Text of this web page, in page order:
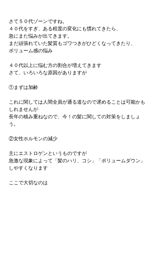
さて５０代ゾーンですね。
４０代をすぎ、ある程度の変化にも慣れてきたら、
急にまた悩みが出てきます。
まだ頑張れていた髪質もゴワつきがひどくなってきたり、
ボリューム感の悩み
４０代以上に悩む方の割合が増えてきます
さて、いろいろな原因がありますが
①まずは加齢
これに関しては人間全員が通る道なので遅めることは可能かも
しれませんが
長年の積み重ねなので、今！の髪に関しての対策をしましょ
う。
②女性ホルモンの減少
主にエストロゲンというものですが
急激な現象によって「髪のハリ、コシ」「ボリュームダウン」
しやすくなります
ここで大切なのは